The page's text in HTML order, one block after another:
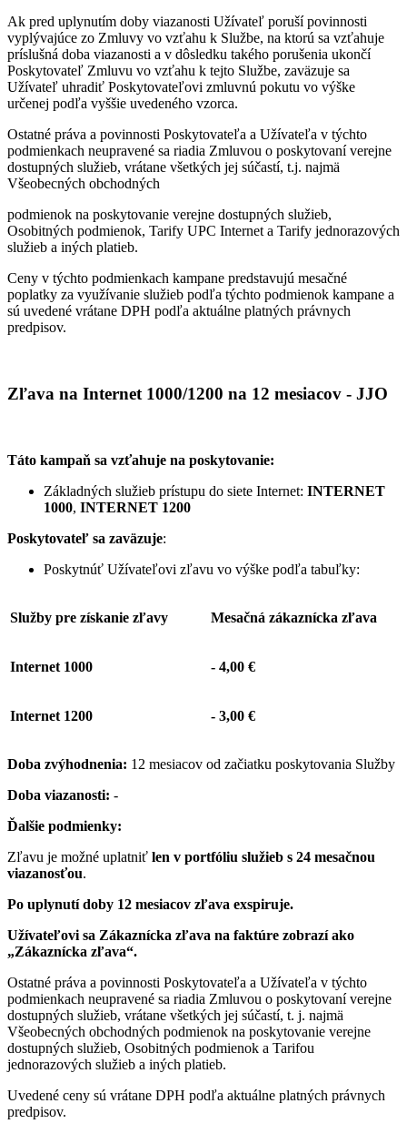
Ak pred uplynutím doby viazanosti Užívateľ poruší povinnosti
vyplývajúce zo Zmluvy vo vzťahu k Službe, na ktorú sa vzťahuje
príslušná doba viazanosti a v dôsledku takého porušenia ukončí
Poskytovateľ Zmluvu vo vzťahu k tejto Službe, zaväzuje sa
Užívateľ uhradiť Poskytovateľovi zmluvnú pokutu vo výške
určenej podľa vyššie uvedeného vzorca.
Ostatné práva a povinnosti Poskytovateľa a Užívateľa v týchto
podmienkach neupravené sa riadia Zmluvou o poskytovaní verejne
dostupných služieb, vrátane všetkých jej súčastí, t.j. najmä
Všeobecných obchodných
podmienok na poskytovanie verejne dostupných služieb,
Osobitných podmienok, Tarify UPC Internet a Tarify jednorazových
služieb a iných platieb.
Ceny v týchto podmienkach kampane predstavujú mesačné
poplatky za využívanie služieb podľa týchto podmienok kampane a
sú uvedené vrátane DPH podľa aktuálne platných právnych
predpisov.
Zľava na Internet 1000/1200 na 12 mesiacov - JJO
Táto kampaň sa vzťahuje na poskytovanie:
Základných služieb prístupu do siete Internet: INTERNET
1000, INTERNET 1200
Poskytovateľ sa zaväzuje:
Poskytnúť Užívateľovi zľavu vo výške podľa tabuľky:
Služby pre získanie zľavy Mesačná zákaznícka zľava
Internet 1000 - 4,00 €
Internet 1200 - 3,00 €
Doba zvýhodnenia: 12 mesiacov od začiatku poskytovania Služby
Doba viazanosti: -
Ďalšie podmienky:
Zľavu je možné uplatniť len v portfóliu služieb s 24 mesačnou
viazanosťou.
Po uplynutí doby 12 mesiacov zľava exspiruje.
Užívateľovi sa Zákaznícka zľava na faktúre zobrazí ako
„Zákaznícka zľava“.
Ostatné práva a povinnosti Poskytovateľa a Užívateľa v týchto
podmienkach neupravené sa riadia Zmluvou o poskytovaní verejne
dostupných služieb, vrátane všetkých jej súčastí, t. j. najmä
Všeobecných obchodných podmienok na poskytovanie verejne
dostupných služieb, Osobitných podmienok a Tarifou
jednorazových služieb a iných platieb.
Uvedené ceny sú vrátane DPH podľa aktuálne platných právnych
predpisov.